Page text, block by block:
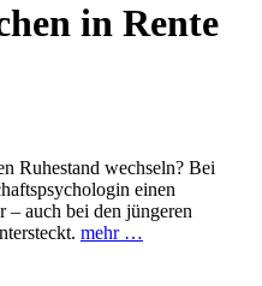
in Rente
Ruhestand wechseln? Bei
einen
– auch bei den jüngeren
mehr …